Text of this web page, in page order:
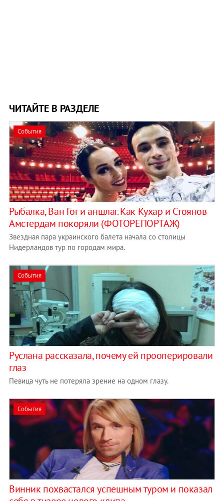
ЧИТАЙТЕ В РАЗДЕЛЕ
События
Рыбалка, Ван Гог и аншлаг. Как Кухар и Стоянов
Амстердам покоряли (ФОТОРЕПОРТАЖ)
Звездная пара украинского балета начала со столицы
Нидерландов тур по городам мира.
События
Руслана рассказала, почему ей прооперировали
глаз
Певица чуть не потеряла зрение на одном глазу.
События
Винник похвастался успешным туром и показал